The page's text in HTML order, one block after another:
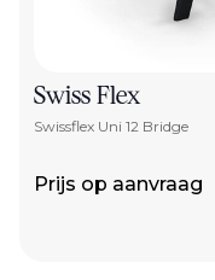
Swiss Flex
Swissflex Uni 12 Bridge
Prijs op aanvraag